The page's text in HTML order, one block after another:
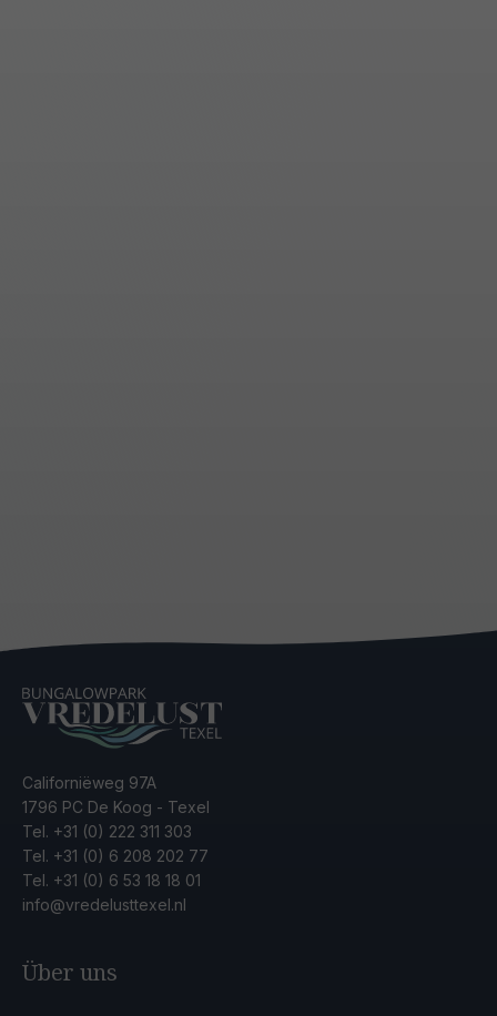
Californiëweg 97A
1796 PC De Koog - Texel
Tel. +31 (0) 222 311 303
Tel. +31 (0) 6 208 202 77
Tel. +31 (0) 6 53 18 18 01
info@vredelusttexel.nl
Über uns